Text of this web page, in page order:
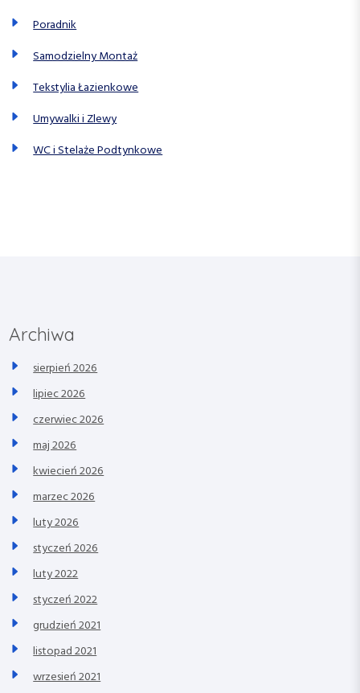
Poradnik
Samodzielny Montaż
Tekstylia Łazienkowe
Umywalki i Zlewy
WC i Stelaże Podtynkowe
Archiwa
sierpień 2026
lipiec 2026
czerwiec 2026
maj 2026
kwiecień 2026
marzec 2026
luty 2026
styczeń 2026
luty 2022
styczeń 2022
grudzień 2021
listopad 2021
wrzesień 2021